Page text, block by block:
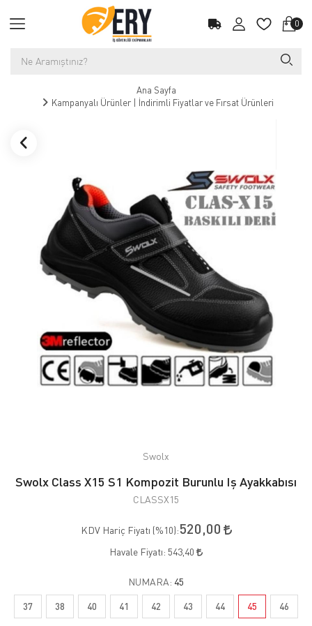
0
Ana Sayfa
Kampanyalı Ürünler | İndirimli Fiyatlar ve Fırsat Ürünleri
Swolx
Swolx Class X15 S1 Kompozit Burunlu Iş Ayakkabısı
CLASSX15
KDV Hariç Fiyatı (%10):520,00
Havale Fiyatı: 543,40
NUMARA: 45
37 38 40 41 42 43 44 45 46